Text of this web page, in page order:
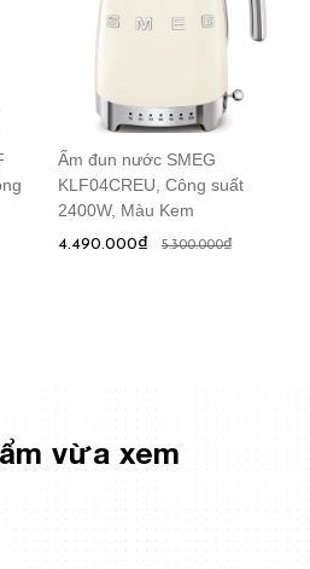
Ấm đun nước SMEG
KLF04CREU, Công suất
2400W, Màu Kem
4.490.000₫ 5.300.000₫
vừa xem